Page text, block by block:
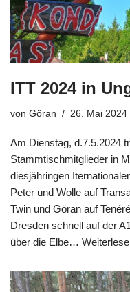
ITT 2024 in
von Göran 26. Mai 2024
Am Dienstag, d.7.5.2024
Stammtischmitglieder in
diesjähringen
Peter und Wolle auf
Twin und Göran auf
Dresden schnell auf der
über die Elbe…